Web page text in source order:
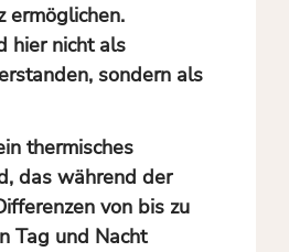
ermöglichen.
hier nicht als
sondern als
thermisches
das während der
von bis zu
Tag und Nacht